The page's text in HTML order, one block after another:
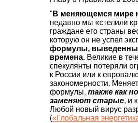
" В меняющемся мире
недавно мы «стелили
граждане его страны
которую он не успел
формулы,
времена. Великие в
спекулянты потеряли
к России или к
закономерности.
формулы, также как
заменяют старые, и
Любой новый вирус
(«Глобальная